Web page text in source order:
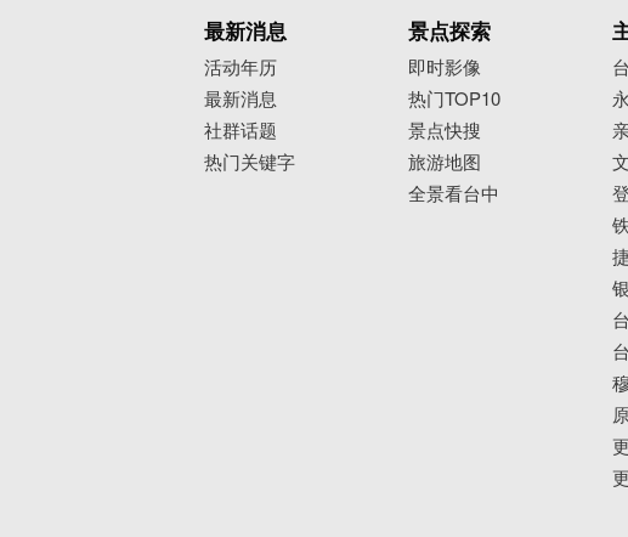
最新消息
活动年历
最新消息
社群话题
热门关键字
景点探索
即时影像
热门TOP10
景点快搜
旅游地图
全景看台中